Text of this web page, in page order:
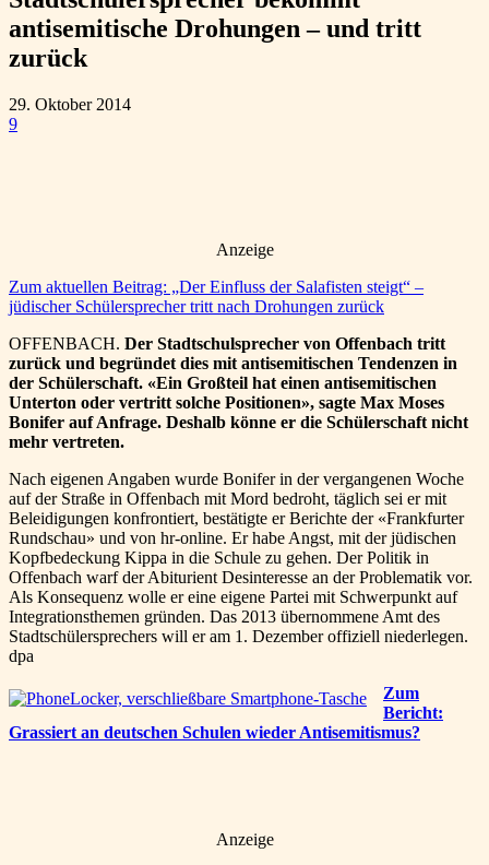
antisemitische Drohungen – und tritt
zurück
29. Oktober 2014
9
Anzeige
Zum aktuellen Beitrag: „Der Einfluss der Salafisten steigt“ –
jüdischer Schülersprecher tritt nach Drohungen zurück
OFFENBACH. Der Stadtschulsprecher von Offenbach tritt
zurück und begründet dies mit antisemitischen Tendenzen in
der Schülerschaft. «Ein Großteil hat einen antisemitischen
Unterton oder vertritt solche Positionen», sagte Max Moses
Bonifer auf Anfrage. Deshalb könne er die Schülerschaft nicht
mehr vertreten.
Nach eigenen Angaben wurde Bonifer in der vergangenen Woche
auf der Straße in Offenbach mit Mord bedroht, täglich sei er mit
Beleidigungen konfrontiert, bestätigte er Berichte der «Frankfurter
Rundschau» und von hr-online. Er habe Angst, mit der jüdischen
Kopfbedeckung Kippa in die Schule zu gehen. Der Politik in
Offenbach warf der Abiturient Desinteresse an der Problematik vor.
Als Konsequenz wolle er eine eigene Partei mit Schwerpunkt auf
Integrationsthemen gründen. Das 2013 übernommene Amt des
Stadtschülersprechers will er am 1. Dezember offiziell niederlegen.
dpa
Zum
Bericht:
Grassiert an deutschen Schulen wieder Antisemitismus?
Anzeige